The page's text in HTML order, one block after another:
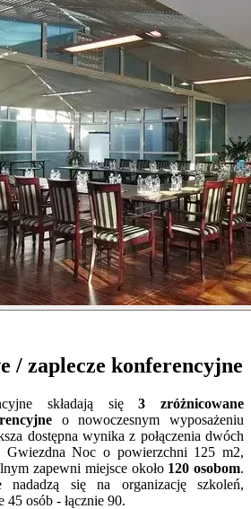
/ zaplecze konferencyjne
składają się3 zróżnicowane
o nowoczesnym wyposażeniu
dostępna wynika z połączenia dwóch
Gwiezdna Noc o powierzchni 125 m2,
zapewni miejsce około 120 osobom.
nadadzą się na organizację szkoleń,
45 osób - łącznie 90.